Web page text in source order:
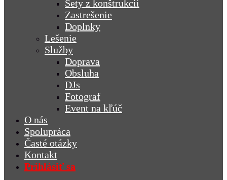
Sety z konštrukcií
Zastrešenie
Doplnky
Lešenie
Služby
Doprava
Obsluha
DJs
Fotograf
Event na kľúč
O nás
Spolupráca
Časté otázky
Kontakt
Prihlásiť sa